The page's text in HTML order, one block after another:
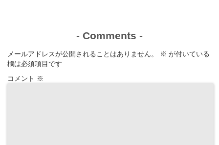
- Comments -
メールアドレスが公開されることはありません。 ※ が付いている
欄は必須項目です
コメント ※